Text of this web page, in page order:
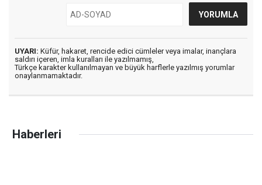
UYARI: Küfür, hakaret, rencide edici cümleler veya imalar, inançlara
saldırı içeren, imla kuralları ile yazılmamış,
Türkçe karakter kullanılmayan ve büyük harflerle yazılmış yorumlar
onaylanmamaktadır.
Haberleri